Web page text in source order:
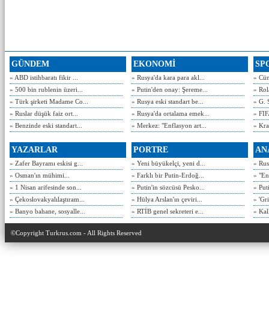
GÜNDEM
» ABD istihbaratı fikir ...
» 500 bin rublenin üzeri...
» Türk şirketi Madame Co...
» Ruslar düşük faiz ort...
» Benzinde eski standart...
EKONOMİ
» Rusya'da kara para akl...
» Putin'den onay: Şereme...
» Rusya eski standart be...
» Rusya'da ortalama emek...
» Merkez: "Enflasyon art...
»
»
» G.
»
»
YAZARLAR
» Zafer Bayramı eskisi g...
» Osman'ın mühimi...
» 1 Nisan arifesinde son...
» Çekoslovakyalılaştıram...
» Banyo bahane, sosyalle...
PORTRE
» Yeni büyükelçi, yeni d...
» Farklı bir Putin-Erdoğ...
» Putin'in sözcüsü Pesko...
» Hülya Arslan'ın çeviri...
» RTİB genel sekreteri e...
»
»
»
»
»
©Copyright Turkrus.com - All Rights Reserved